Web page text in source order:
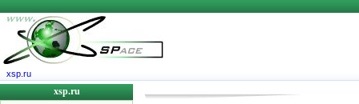
xsp.ru
xsp.ru